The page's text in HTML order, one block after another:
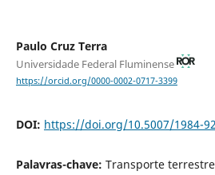
Paulo Cruz Terra
Universidade Federal Fluminense
https://orcid.org/0000-0002-0717-3399
DOI: https://doi.org/10.5007/1984-
Palavras-chave: Transporte